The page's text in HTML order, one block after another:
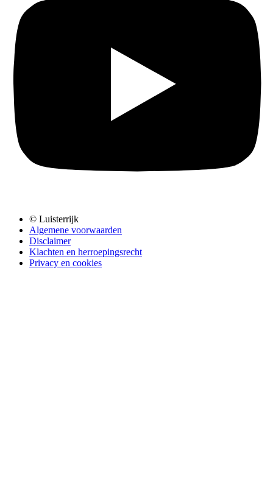
© Luisterrijk
Algemene voorwaarden
Disclaimer
Klachten en herroepingsrecht
Privacy en cookies